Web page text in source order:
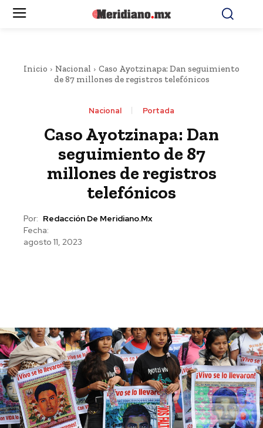
Inicio Nacional
Caso Ayotzinapa: Dan seguimiento
de 87 millones de registros telefónicos
Nacional Portada
Caso Ayotzinapa: Dan
seguimiento de 87
millones de registros
telefónicos
Por: Redacción De Meridiano.mx
Fecha:
agosto 11, 2023